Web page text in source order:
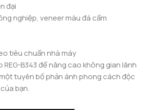
đại
nghiệp, veneer màu đá cẩm
tiêu chuẩn nhà máy
B343 để nâng cao không gian lãnh
tuyên bố phản ánh phong cách độc
bạn.